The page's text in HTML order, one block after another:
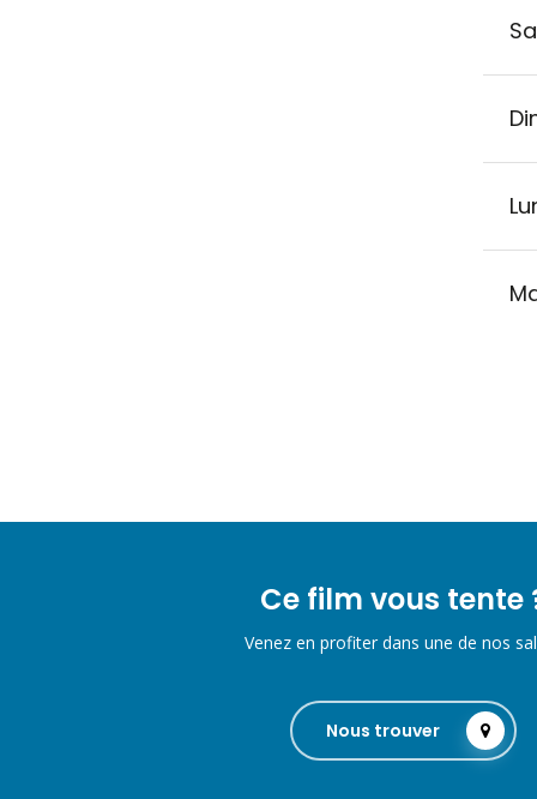
Ce film vous tente
Venez en profiter dans une de nos
Nous trouver